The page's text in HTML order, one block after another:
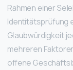
Rahmen einer
Identitätsprüfung
Glaubwürdigkeit
mehreren
offene